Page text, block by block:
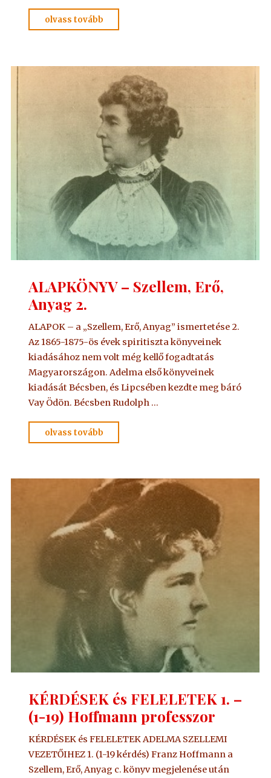
olvass tovább
és
2.
(20-
38)Hoffmann
professzor"
ALAPKÖNYV – Szellem, Erő,
Anyag 2.
ALAPOK – a „Szellem, Erő, Anyag” ismertetése 2.
Az 1865-1875-ös évek spiritiszta könyveinek
kiadásához nem volt még kellő fogadtatás
Magyarországon. Adelma első könyveinek
kiadását Bécsben, és Lipcsében kezdte meg báró
Vay Ödön. Bécsben Rudolph …
olvass tovább
–
Erő,
Anyag
2."
KÉRDÉSEK és FELELETEK 1. –
(1-19) Hoffmann professzor
KÉRDÉSEK és FELELETEK ADELMA SZELLEMI
VEZETŐIHEZ 1. (1-19 kérdés) Franz Hoffmann a
Szellem, Erő, Anyag c. könyv megjelenése után